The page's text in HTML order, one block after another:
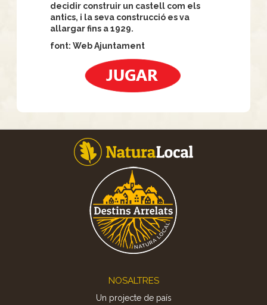
decidir construir un castell com els
antics, i la seva construcció es va
allargar fins a 1929.
font: Web Ajuntament
NOSALTRES
Un projecte de país